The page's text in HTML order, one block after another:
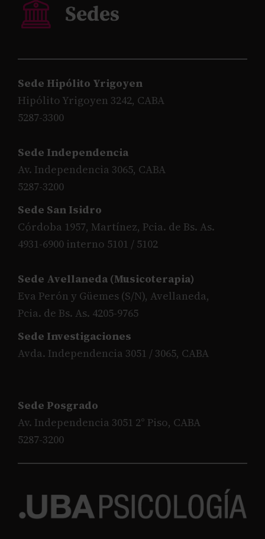
Sede Hipólito Yrigoyen
Hipólito Yrigoyen 3242, CABA
5287-3300
Sede Independencia
Av. Independencia 3065, CABA
5287-3200
Sede San Isidro
Córdoba 1957, Martínez, Pcia. de Bs. As.
4931-6900 interno 5101 / 5102
Sede Avellaneda (Musicoterapia)
Eva Perón y Güemes (S/N), Avellaneda,
Pcia. de Bs. As. 4205-9765
Sede Investigaciones
Avda. Independencia 3051 / 3065, CABA
Sede Posgrado
Av. Independencia 3051 2° Piso, CABA
5287-3200